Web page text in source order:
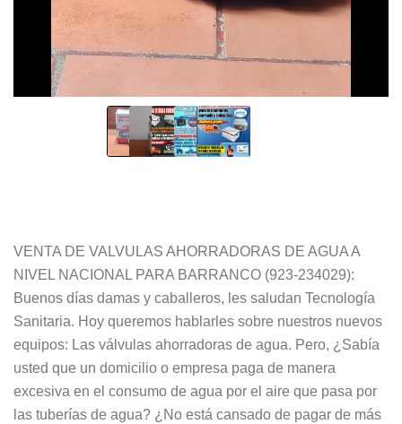
VENTA DE VALVULAS AHORRADORAS DE AGUA A
NIVEL NACIONAL PARA BARRANCO (923-234029):
Buenos días damas y caballeros, les saludan Tecnología
Sanitaria. Hoy queremos hablarles sobre nuestros nuevos
equipos: Las válvulas ahorradoras de agua. Pero, ¿Sabía
usted que un domicilio o empresa paga de manera
excesiva en el consumo de agua por el aire que pasa por
las tuberías de agua? ¿No está cansado de pagar de más